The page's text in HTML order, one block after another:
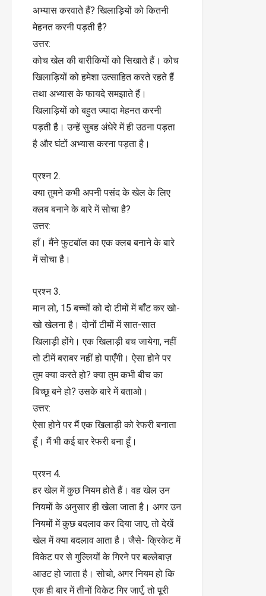
अभ्यास करवाते हैं? खिलाड़ियों को कितनी
मेहनत करनी पड़ती है?
उत्तर:
कोच खेल की बारीकियों को सिखाते हैं। कोच
खिलाड़ियों को हमेशा उत्साहित करते रहते हैं
तथा अभ्यास के फायदे समझाते हैं।
खिलाड़ियों को बहुत ज्यादा मेहनत करनी
पड़ती है। उन्हें सुबह अंधेरे में ही उठना पड़ता
है और घंटों अभ्यास करना पड़ता है।
प्रश्न 2.
क्या तुमने कभी अपनी पसंद के खेल के लिए
क्लब बनाने के बारे में सोचा है?
उत्तर:
हाँ। मैंने फुटबॉल का एक क्लब बनाने के बारे
में सोचा है।
प्रश्न 3.
मान लो, 15 बच्चों को दो टीमों में बाँट कर खो-
खो खेलना है। दोनों टीमों में सात-सात
खिलाड़ी होंगे। एक खिलाड़ी बच जायेगा, नहीं
तो टीमें बराबर नहीं हो पाएँगी। ऐसा होने पर
तुम क्या करते हो? क्या तुम कभी बीच का
बिच्छू बने हो? उसके बारे में बताओ।
उत्तर:
ऐसा होने पर मैं एक खिलाड़ी को रेफरी बनाता
हूँ। मैं भी कई बार रेफरी बना हूँ।
प्रश्न 4.
हर खेल में कुछ नियम होते हैं। वह खेल उन
नियमों के अनुसार ही खेला जाता है। अगर उन
नियमों में कुछ बदलाव कर दिया जाए, तो देखें
खेल में क्या बदलाव आता है। जैसे- क्रिकेट में
विकेट पर से गुल्लियों के गिरने पर बल्लेबाज़
आउट हो जाता है। सोचो, अगर नियम हो कि
एक ही बार में तीनों विकेट गिर जाएँ, तो पूरी